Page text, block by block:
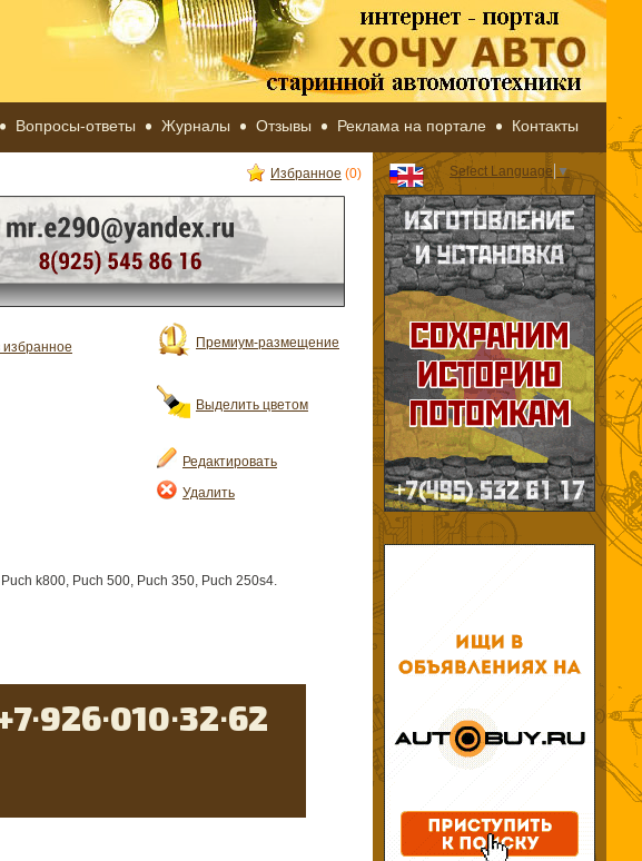
Вопросы-ответы Журналы Отзывы Реклама на портале Контакты
Избранное (0)
Премиум-размещение
Выделить цветом
Редактировать
Удалить
избранное
k800, Puch 500, Puch 350, Puch 250s4.
Select Language ▼